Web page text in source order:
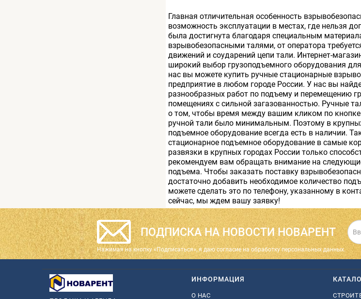
Главная отличительная особенность
возможность эксплуатации в местах, где нельзя
была достигнута благодаря специальным
взрывобезопасными талями, от оператора
движений и соударений цепи тали. Интернет-
широкий выбор грузоподъемного оборудования
нас вы можете купить ручные стационарные
предприятие в любом городе России. У нас вы
разнообразных работ по подъему и перемещению
помещениях с сильной загазованностью. Ручные
о том, чтобы время между вашим кликом по кнопке
ручной тали было минимальным. Поэтому в
подъемное оборудование всегда есть в наличии.
стационарное подъемное оборудование в самые
развязки в крупных городах России только
рекомендуем вам обращать внимание на
подъема. Чтобы заказать поставку
достаточно добавить необходимое количество
можете сделать это по телефону, указанному в
сейчас, мы ждем вашу заявку!
ПОДПИСКА НА НОВОСТИ НОВАРЕНТ
Нажимая на кнопку «Подписаться», я даю cогласие на обработку персональных данных.
ИНФОРМАЦИЯ
О НАС